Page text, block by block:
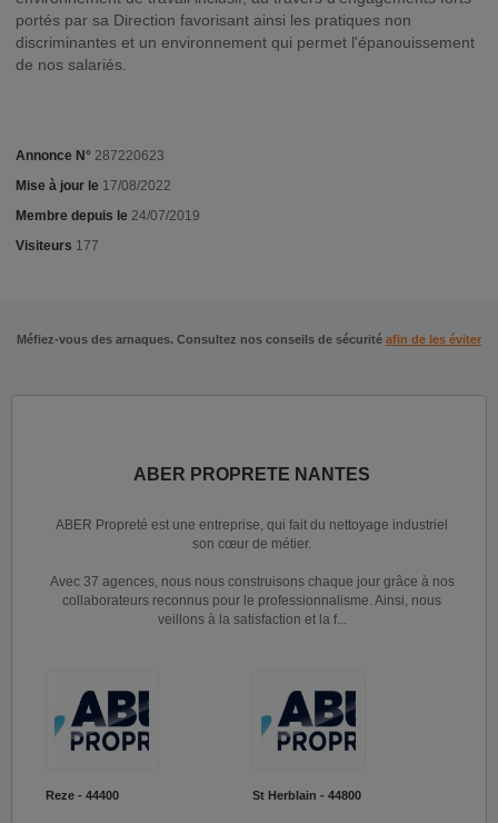
portés par sa Direction favorisant ainsi les pratiques non
discriminantes et un environnement qui permet l'épanouissement
de nos salariés.
Annonce N° 287220623
Mise à jour le 17/08/2022
Membre depuis le 24/07/2019
Visiteurs 177
Méfiez-vous des arnaques. Consultez nos conseils de sécurité afin de les éviter
ABER PROPRETE NANTES
ABER Propreté est une entreprise, qui fait du nettoyage industriel
son cœur de métier.
Avec 37 agences, nous nous construisons chaque jour grâce à nos
collaborateurs reconnus pour le professionnalisme. Ainsi, nous
veillons à la satisfaction et la f...
Reze - 44400 St Herblain - 44800